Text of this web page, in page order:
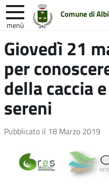
Comune di
menù
nel
sito
Entra in Comune
Unione
Giovedì 21
per
della caccia
sereni
Pubblicato il 18 Marzo 2019